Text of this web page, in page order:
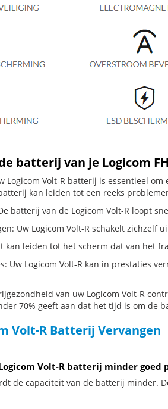
batterij van je Logicom
Logicom Volt-R batterij is essentieel
kan leiden tot een reeks
batterij van de Logicom Volt-R loopt
Uw Logicom Volt-R schakelt zichzelf
kan leiden tot het scherm dat van het
Uw Logicom Volt-R kan in prestaties
van uw Logicom Volt-R
70% geeft aan dat het tijd is om de
Volt-R Batterij Vervangen
Volt-R batterij minder goed
de capaciteit van de batterij minder.